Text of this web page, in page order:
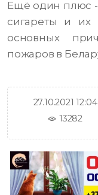
Ещё один плюс -
сигареты и их
основных
пожаров в
27.10.2021 12:04
13282